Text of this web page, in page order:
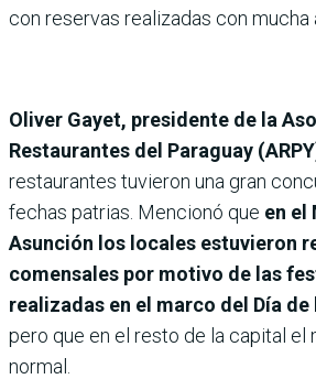
con reservas realizadas con mucha
Oliver Gayet, presidente de la
Restaurantes del Paraguay
restaurantes tuvieron una gran
fechas patrias. Mencionó que en el
Asunción los locales estuvieron
comensales por motivo de las
realizadas en el marco del Día
pero que en el resto de la capital el
normal.